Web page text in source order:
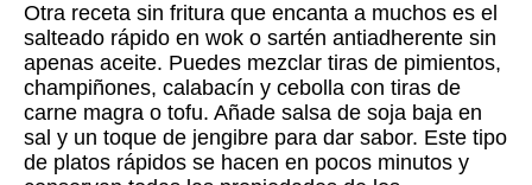
Otra receta sin fritura que encanta a muchos es el
salteado rápido en wok o sartén antiadherente sin
apenas aceite. Puedes mezclar tiras de pimientos,
champiñones, calabacín y cebolla con tiras de
carne magra o tofu. Añade salsa de soja baja en
sal y un toque de jengibre para dar sabor. Este tipo
de platos rápidos se hacen en pocos minutos y